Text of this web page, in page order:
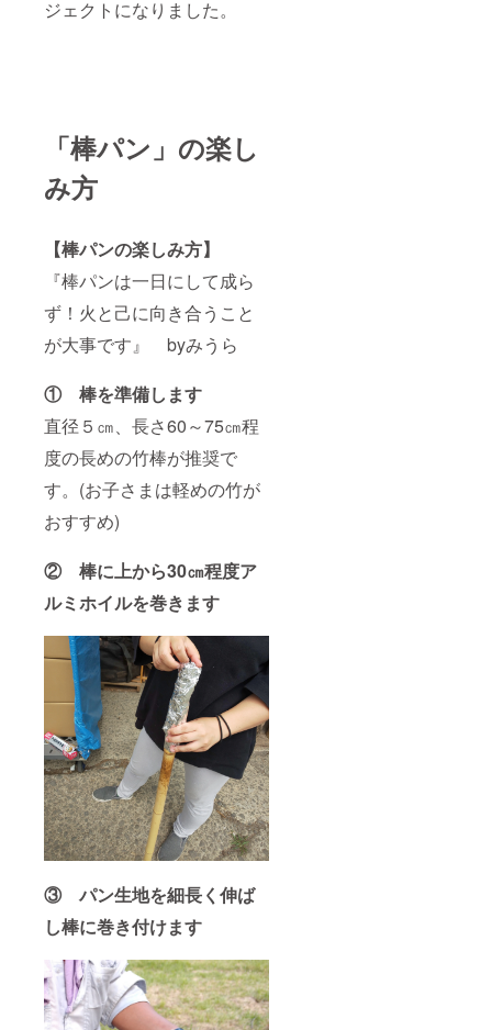
ジェクトになりました。
「棒パン」の楽し
み方
【棒パンの楽しみ方】
『棒パンは一日にして成ら
ず！火と己に向き合うこと
が大事です』 byみうら
① 棒を準備します
直径５㎝、長さ60～75㎝程
度の長めの竹棒が推奨で
す。(お子さまは軽めの竹が
おすすめ)
② 棒に上から30㎝程度ア
ルミホイルを巻きます
③ パン生地を細長く伸ば
し棒に巻き付けます